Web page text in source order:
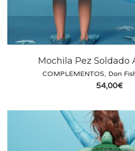
Mochila Pez Soldado
COMPLEMENTOS, Don
54,00€